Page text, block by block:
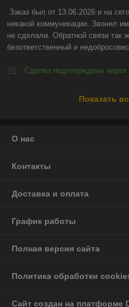
Заказ был от 13.06.2026 и на
никакой коммуникации. Звонил
не сделали. Обратной связи так
безответственный и
Сделка подтверждена через
Показать
О нас
Контакты
Доставка и оплата
График работы
Полная версия сайта
Политика обработки
Сайт создан на платформе